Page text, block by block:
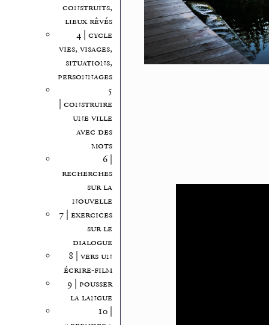
construits,
lieux rêvés
4 | cycle
vies, visages,
situations,
personnages
5
| construire
une ville
avec des
mots
6 |
recherches
sur la
nouvelle
7 | exercices
sur le
dialogue
8 | vers un
écrire-film
9 | pousser
la langue
10 |